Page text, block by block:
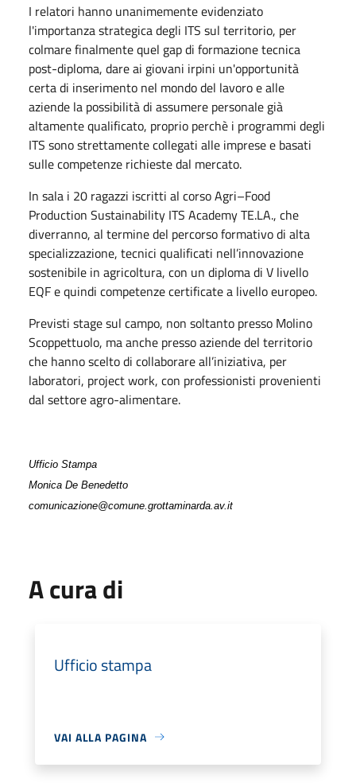
I relatori hanno unanimemente evidenziato
l'importanza strategica degli ITS sul territorio, per
colmare finalmente quel gap di formazione tecnica
post-diploma, dare ai giovani irpini un'opportunità
certa di inserimento nel mondo del lavoro e alle
aziende la possibilità di assumere personale già
altamente qualificato, proprio perchè i programmi degli
ITS sono strettamente collegati alle imprese e basati
sulle competenze richieste dal mercato.
In sala i 20 ragazzi iscritti al corso Agri–Food
Production Sustainability ITS Academy TE.LA., che
diverranno, al termine del percorso formativo di alta
specializzazione, tecnici qualificati nell’innovazione
sostenibile in agricoltura, con un diploma di V livello
EQF e quindi competenze certificate a livello europeo.
Previsti stage sul campo, non soltanto presso Molino
Scoppettuolo, ma anche presso aziende del territorio
che hanno scelto di collaborare all’iniziativa, per
laboratori, project work, con professionisti provenienti
dal settore agro-alimentare.
Ufficio Stampa
Monica De Benedetto
comunicazione@comune.grottaminarda.av.it
A cura di
Ufficio stampa
VAI ALLA PAGINA